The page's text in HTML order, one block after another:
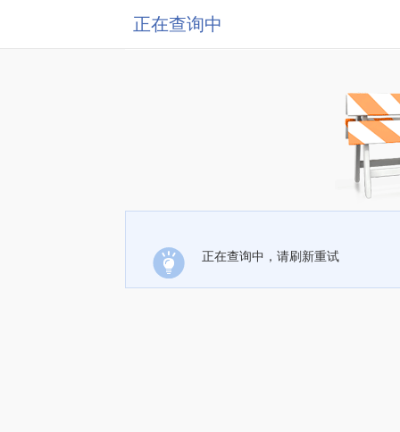
正在查询中
正在查询中，请刷新重试